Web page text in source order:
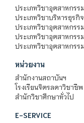
ประเภทวิชาอุตสาหกรรม
ประเภทวิชาบริหารธุรกิจ
ประเภทวิชาอุตสาหกรร
ประเภทวิชาอุตสาหกรร
ประเภทวิชาอุตสาหกรร
หน่วยงาน
สำนักงานสถาบันฯ
โรงเรียนจิตรลดาวิชาชีพ
สำนักวิชาศึกษาทั่วไป
E-SERVICE